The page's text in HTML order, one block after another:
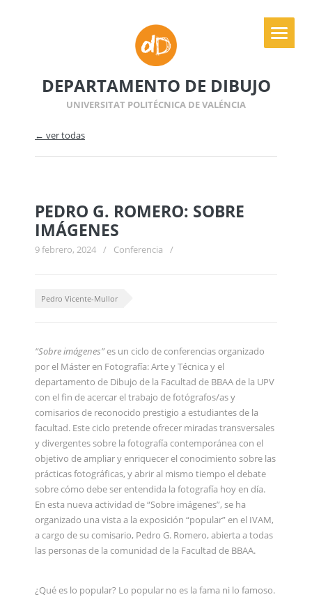
DEPARTAMENTO DE DIBUJO
UNIVERSITAT POLITÉCNICA DE VALÉNCIA
← ver todas
PEDRO G. ROMERO: SOBRE
IMÁGENES
9 febrero, 2024 / Conferencia /
Pedro Vicente-Mullor
“Sobre imágenes”es un ciclo de conferencias organizado
por el Máster en Fotografía: Arte y Técnica y el
departamento de Dibujo de la Facultad de BBAA de la UPV
con el fin de acercar el trabajo de fotógrafos/as y
comisarios de reconocido prestigio a estudiantes de la
facultad. Este ciclo pretende ofrecer miradas transversales
y divergentes sobre la fotografía contemporánea con el
objetivo de ampliar y enriquecer el conocimiento sobre las
prácticas fotográficas, y abrir al mismo tiempo el debate
sobre cómo debe ser entendida la fotografía hoy en día.
En esta nueva actividad de “Sobre imágenes”, se ha
organizado una vista a la exposición “popular” en el IVAM,
a cargo de su comisario, Pedro G. Romero, abierta a todas
las personas de la comunidad de la Facultad de BBAA.
¿Qué es lo popular? Lo popular no es la fama ni lo famoso.